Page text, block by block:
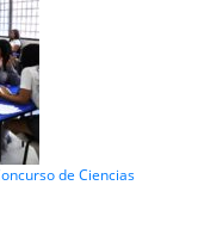
de Ciencias